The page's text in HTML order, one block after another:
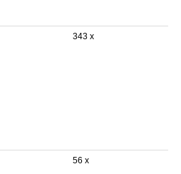
343 x
56 x